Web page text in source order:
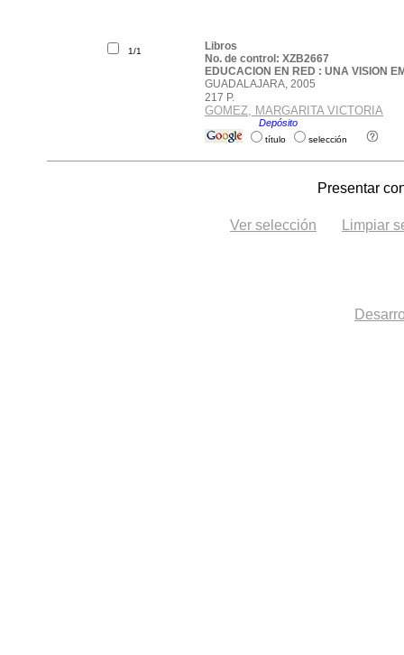
1/1
Libros
No. de control: XZB2667
EDUCACION EN RED : UNA VISION
GUADALAJARA, 2005
217 P.
GOMEZ, MARGARITA VICTORIA
Depósito
título selección
Presentar
Ver selección Limpiar